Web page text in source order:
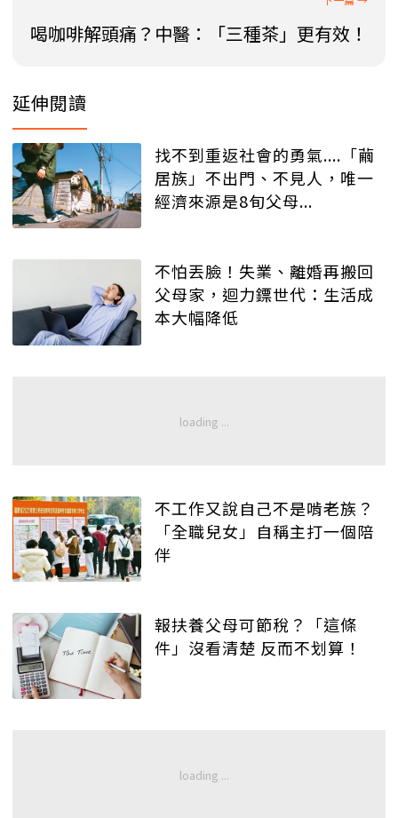
喝咖啡解頭痛？中醫：「三種茶」更有效！
延伸閱讀
找不到重返社會的勇氣....「繭
居族」不出門、不見人，唯一
經濟來源是8旬父母...
不怕丟臉！失業、離婚再搬回
父母家，迴力鏢世代：生活成
本大幅降低
不工作又說自己不是啃老族？
「全職兒女」自稱主打一個陪
伴
報扶養父母可節稅？「這條
件」沒看清楚 反而不划算！